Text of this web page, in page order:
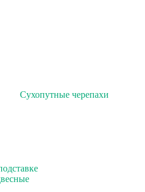
Сухопутные черепахи